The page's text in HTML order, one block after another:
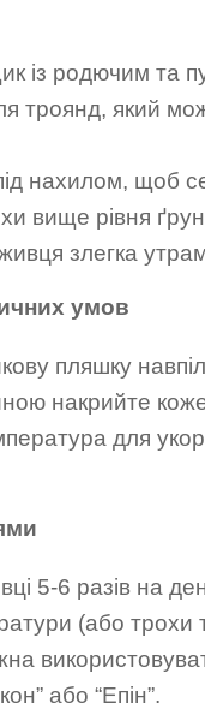
із родючим та
троянд, який
нахилом, щоб
вище рівня
злегка
умов
пляшку
накрийте
для
5-6 разів на
(або трохи
або “Епін”.